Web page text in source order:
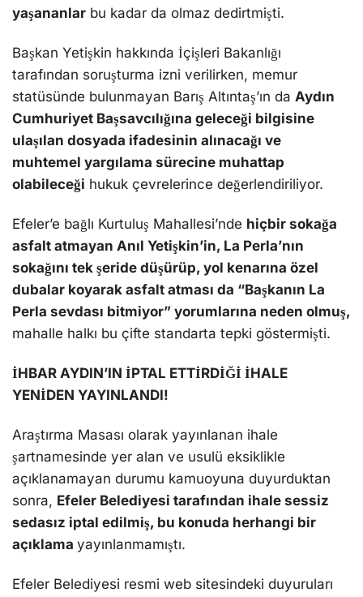
yaşananlar bu kadar da olmaz dedirtmişti.
Başkan Yetişkin hakkında İçişleri Bakanlığı
tarafından soruşturma izni verilirken, memur
statüsünde bulunmayan Barış Altıntaş’ın da Aydın
Cumhuriyet Başsavcılığına geleceği bilgisine
ulaşılan dosyada ifadesinin alınacağı ve
muhtemel yargılama sürecine muhattap
olabileceği hukuk çevrelerince değerlendiriliyor.
Efeler’e bağlı Kurtuluş Mahallesi’nde hiçbir sokağa
asfalt atmayan Anıl Yetişkin’in, La Perla’nın
sokağını tek şeride düşürüp, yol kenarına özel
dubalar koyarak asfalt atması da “Başkanın La
Perla sevdası bitmiyor” yorumlarına neden olmuş,
mahalle halkı bu çifte standarta tepki göstermişti.
İHBAR AYDIN’IN İPTAL ETTİRDİĞİ İHALE
YENİDEN YAYINLANDI!
Araştırma Masası olarak yayınlanan ihale
şartnamesinde yer alan ve usulü eksiklikle
açıklanamayan durumu kamuoyuna duyurduktan
sonra, Efeler Belediyesi tarafından ihale sessiz
sedasız iptal edilmiş, bu konuda herhangi bir
açıklama yayınlanmamıştı.
Efeler Belediyesi resmi web sitesindeki duyuruları